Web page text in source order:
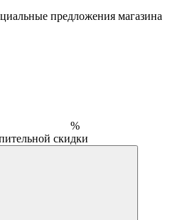
предложения магазина
%
скидки